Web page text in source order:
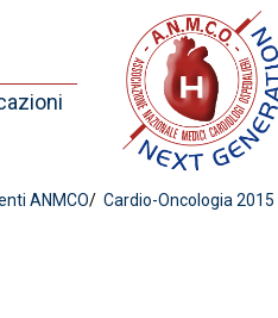
ANMCO Cardio-Oncologia